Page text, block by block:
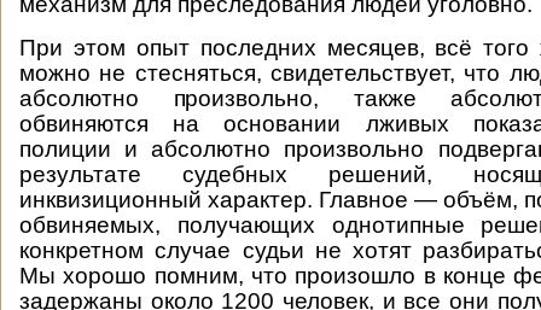
При этом опыт последних месяцев, всё того
можно не стесняться, свидетельствует, что
абсолютно произвольно, также
обвиняются на основании лживых
полиции и абсолютно произвольно
результате судебных решений,
инквизиционный характер. Главное — объём,
обвиняемых, получающих однотипные
конкретном случае судьи не хотят
Мы хорошо помним, что произошло в конце
задержаны около 1200 человек, и все они